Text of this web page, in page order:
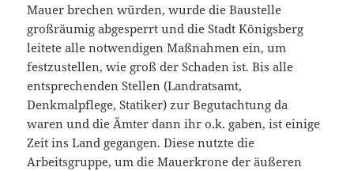
Mauer brechen würden, wurde die Baustelle
großräumig abgesperrt und die Stadt Königsberg
leitete alle notwendigen Maßnahmen ein, um
festzustellen, wie groß der Schaden ist. Bis alle
entsprechenden Stellen (Landratsamt,
Denkmalpflege, Statiker) zur Begutachtung da
waren und die Ämter dann ihr o.k. gaben, ist einige
Zeit ins Land gegangen. Diese nutzte die
Arbeitsgruppe, um die Mauerkrone der äußeren